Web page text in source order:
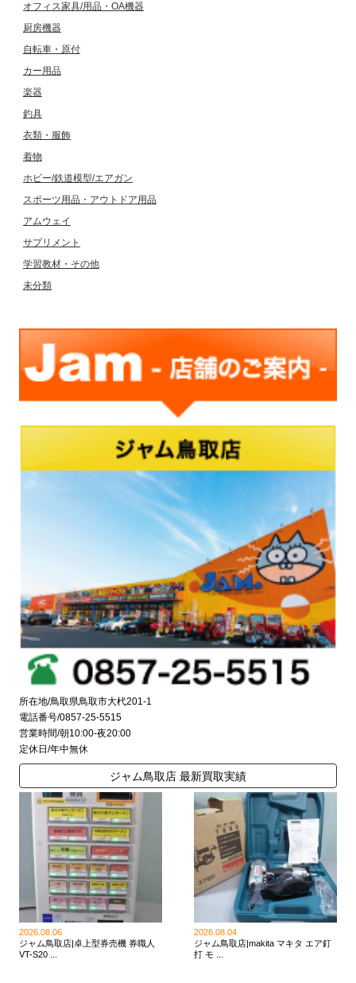
オフィス家具/用品・OA機器
厨房機器
自転車・原付
カー用品
楽器
釣具
衣類・服飾
着物
ホビー/鉄道模型/エアガン
スポーツ用品・アウトドア用品
アムウェイ
サプリメント
学習教材・その他
未分類
所在地/鳥取県鳥取市大杙201-1
電話番号/0857-25-5515
営業時間/朝10:00-夜20:00
定休日/年中無休
ジャム鳥取店 最新買取実績
2026.08.06
ジャム鳥取店|卓上型券売機 券職人
VT-S20 ...
2026.08.04
ジャム鳥取店|makita マキタ エア釘
打 モ ...